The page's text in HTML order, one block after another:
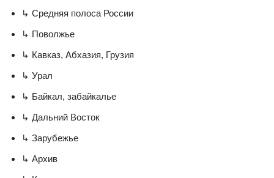
↳ Средняя полоса России
↳ Поволжье
↳ Кавказ, Абхазия, Грузия
↳ Урал
↳ Байкал, забайкалье
↳ Дальний Восток
↳ Зарубежье
↳ Архив